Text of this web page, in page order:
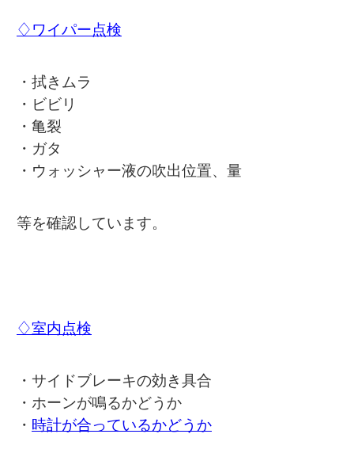
♢ワイパー点検
・拭きムラ
・ビビリ
・亀裂
・ガタ
・ウォッシャー液の吹出位置、量
等を確認しています。
♢室内点検
・サイドブレーキの効き具合
・ホーンが鳴るかどうか
・ 時計が合っているかどうか